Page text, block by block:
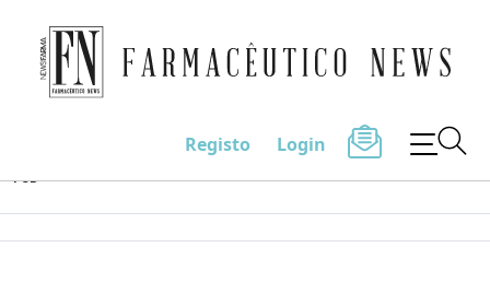
to
content
Farmacêutico News
Registo Login
PUB